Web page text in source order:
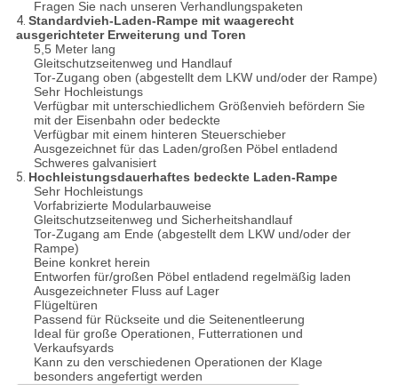
Fragen Sie nach unseren Verhandlungspaketen
4. Standardvieh-Laden-Rampe mit waagerecht
ausgerichteter Erweiterung und Toren
5,5 Meter lang
Gleitschutzseitenweg und Handlauf
Tor-Zugang oben (abgestellt dem LKW und/oder der Rampe)
Sehr Hochleistungs
Verfügbar mit unterschiedlichem Größenvieh befördern Sie
mit der Eisenbahn oder bedeckte
Verfügbar mit einem hinteren Steuerschieber
Ausgezeichnet für das Laden/großen Pöbel entladend
Schweres galvanisiert
5. Hochleistungsdauerhaftes bedeckte Laden-Rampe
Sehr Hochleistungs
Vorfabrizierte Modularbauweise
Gleitschutzseitenweg und Sicherheitshandlauf
Tor-Zugang am Ende (abgestellt dem LKW und/oder der
Rampe)
Beine konkret herein
Entworfen für/großen Pöbel entladend regelmäßig laden
Ausgezeichneter Fluss auf Lager
Flügeltüren
Passend für Rückseite und die Seitenentleerung
Ideal für große Operationen, Futterrationen und
Verkaufsyards
Kann zu den verschiedenen Operationen der Klage
besonders angefertigt werden